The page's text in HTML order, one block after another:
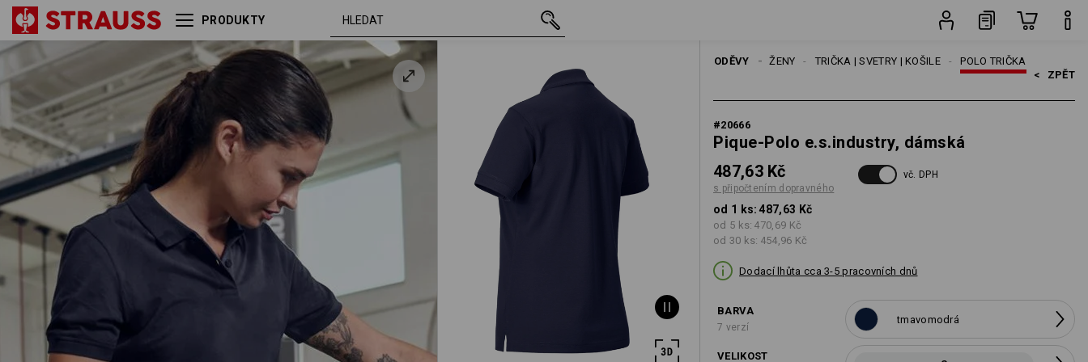
PRODUKTY
ODĚVY POLO TRIČKA
TRIČKA | SVETRY | KOŠILE
ŽENY
< ZPĚT
#20666
Pique-Polo e.s.industry, dámská
487,63 Kč
s připočtením dopravného
vč. DPH
od 1 ks: 487,63 Kč
od 5 ks: 470,69 Kč
od 30 ks: 454,96 Kč
Dodací lhůta cca 3-5 pracovních dnů
BARVA
7 verzí
tmavomodrá
VELIKOST
Pique-Polo e.s.industry,
dámská
tmavomodrá S 487,63 Kč